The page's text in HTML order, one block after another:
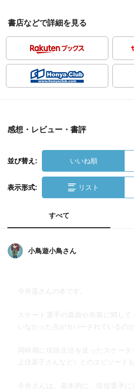
書店などで詳細を見る
感想・レビュー・書評
並び替え: いいね順
表示形式: リスト
すべて
小鳥遊小鳥さん
今井遥さんの本です。
スケート選手の選曲や衣装に関し
いなかった点がカバーされているの
同時期に現役生活を送ったスケー
上佳菜子さんなど）とのエピソード
今井さんは、基本的に、現役選手に